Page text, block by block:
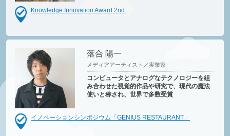
Knowledge Innovation Award 2nd.
落合 陽一
メディアアーティスト／実業家
コンピュータとアナログなテクノロジーを組
み合わせた視覚的作品や研究で、現代の魔法
使いと称され、世界で多数受賞
イノベーションシンポジウム「GENIUS RESTAURANT」